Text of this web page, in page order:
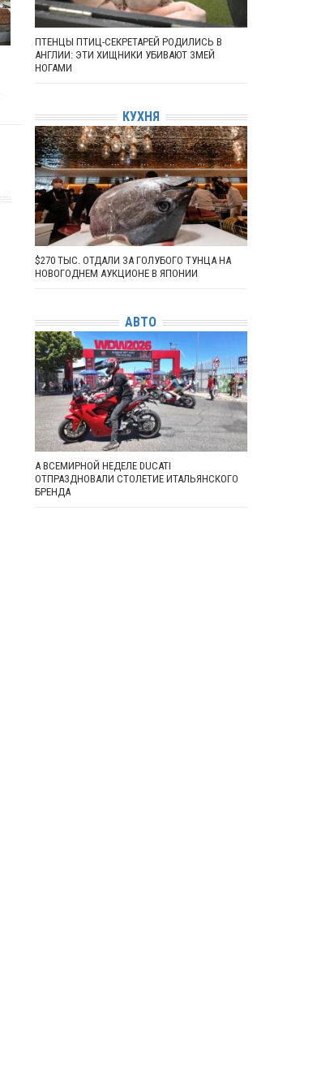
ПТЕНЦЫ ПТИЦ-СЕКРЕТАРЕЙ РОДИЛИСЬ В
АНГЛИИ: ЭТИ ХИЩНИКИ УБИВАЮТ ЗМЕЙ
НОГАМИ
КУХНЯ
$270 ТЫС. ОТДАЛИ ЗА ГОЛУБОГО ТУНЦА НА
НОВОГОДНЕМ АУКЦИОНЕ В ЯПОНИИ
АВТО
А ВСЕМИРНОЙ НЕДЕЛЕ DUCATI
ОТПРАЗДНОВАЛИ СТОЛЕТИЕ ИТАЛЬЯНСКОГО
БРЕНДА